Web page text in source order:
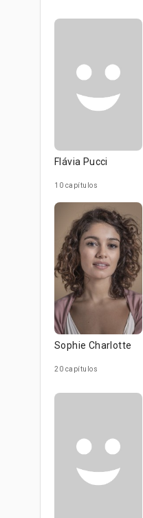
Flávia Pucci
10 capítulos
Sophie Charlotte
20 capítulos